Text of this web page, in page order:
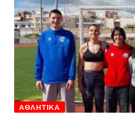
ΑΘΛΗΤΙΚΆ